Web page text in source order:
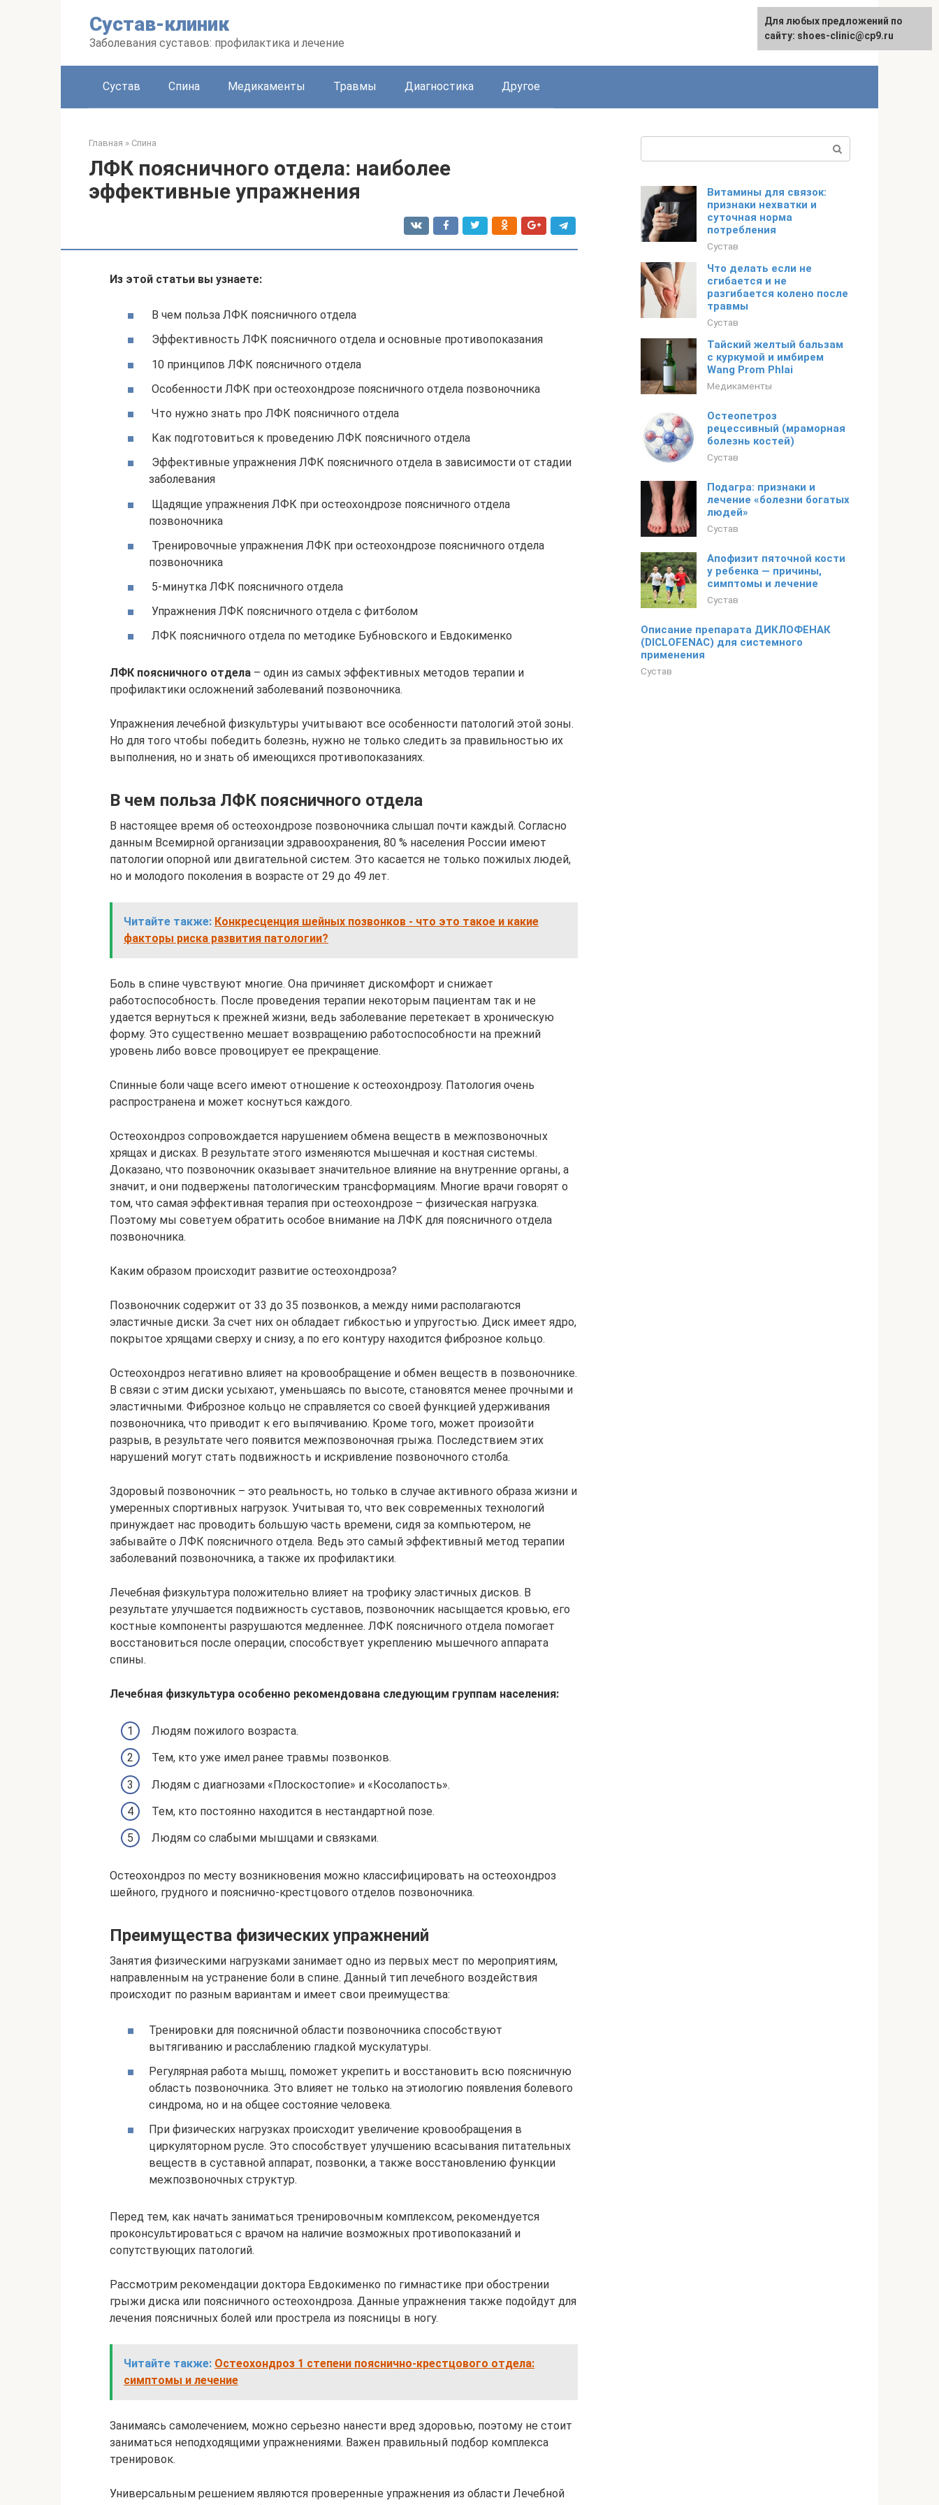
Сустав-клиник
Заболевания суставов: профилактика и лечение
Сустав Спина Медикаменты Травмы Диагностика Другое
Главная » Спина
ЛФК поясничного отдела: наиболее
эффективные упражнения
Из этой статьи вы узнаете:
В чем польза ЛФК поясничного отдела
Эффективность ЛФК поясничного отдела и основные противопоказания
10 принципов ЛФК поясничного отдела
Особенности ЛФК при остеохондрозе поясничного отдела позвоночника
Что нужно знать про ЛФК поясничного отдела
Как подготовиться к проведению ЛФК поясничного отдела
Эффективные упражнения ЛФК поясничного отдела в зависимости от стадии
заболевания
Щадящие упражнения ЛФК при остеохондрозе поясничного отдела
позвоночника
Тренировочные упражнения ЛФК при остеохондрозе поясничного отдела
позвоночника
5-минутка ЛФК поясничного отдела
Упражнения ЛФК поясничного отдела с фитболом
ЛФК поясничного отдела по методике Бубновского и Евдокименко
ЛФК поясничного отдела – один из самых эффективных методов терапии и
профилактики осложнений заболеваний позвоночника.
Упражнения лечебной физкультуры учитывают все особенности патологий этой зоны.
Но для того чтобы победить болезнь, нужно не только следить за правильностью их
выполнения, но и знать об имеющихся противопоказаниях.
В чем польза ЛФК поясничного отдела
В настоящее время об остеохондрозе позвоночника слышал почти каждый. Согласно
данным Всемирной организации здравоохранения, 80 % населения России имеют
патологии опорной или двигательной систем. Это касается не только пожилых людей,
но и молодого поколения в возрасте от 29 до 49 лет.
Читайте также: Конкресценция шейных позвонков - что это такое и какие
факторы риска развития патологии?
Боль в спине чувствуют многие. Она причиняет дискомфорт и снижает
работоспособность. После проведения терапии некоторым пациентам так и не
удается вернуться к прежней жизни, ведь заболевание перетекает в хроническую
форму. Это существенно мешает возвращению работоспособности на прежний
уровень либо вовсе провоцирует ее прекращение.
Спинные боли чаще всего имеют отношение к остеохондрозу. Патология очень
распространена и может коснуться каждого.
Остеохондроз сопровождается нарушением обмена веществ в межпозвоночных
хрящах и дисках. В результате этого изменяются мышечная и костная системы.
Доказано, что позвоночник оказывает значительное влияние на внутренние органы, а
значит, и они подвержены патологическим трансформациям. Многие врачи говорят о
том, что самая эффективная терапия при остеохондрозе – физическая нагрузка.
Поэтому мы советуем обратить особое внимание на ЛФК для поясничного отдела
позвоночника.
Каким образом происходит развитие остеохондроза?
Позвоночник содержит от 33 до 35 позвонков, а между ними располагаются
эластичные диски. За счет них он обладает гибкостью и упругостью. Диск имеет ядро,
покрытое хрящами сверху и снизу, а по его контуру находится фиброзное кольцо.
Остеохондроз негативно влияет на кровообращение и обмен веществ в позвоночнике.
В связи с этим диски усыхают, уменьшаясь по высоте, становятся менее прочными и
эластичными. Фиброзное кольцо не справляется со своей функцией удерживания
позвоночника, что приводит к его выпячиванию. Кроме того, может произойти
разрыв, в результате чего появится межпозвоночная грыжа. Последствием этих
нарушений могут стать подвижность и искривление позвоночного столба.
Здоровый позвоночник – это реальность, но только в случае активного образа жизни и
умеренных спортивных нагрузок. Учитывая то, что век современных технологий
принуждает нас проводить большую часть времени, сидя за компьютером, не
забывайте о ЛФК поясничного отдела. Ведь это самый эффективный метод терапии
заболеваний позвоночника, а также их профилактики.
Лечебная физкультура положительно влияет на трофику эластичных дисков. В
результате улучшается подвижность суставов, позвоночник насыщается кровью, его
костные компоненты разрушаются медленнее. ЛФК поясничного отдела помогает
восстановиться после операции, способствует укреплению мышечного аппарата
спины.
Лечебная физкультура особенно рекомендована следующим группам населения:
Людям пожилого возраста.
Тем, кто уже имел ранее травмы позвонков.
Людям с диагнозами «Плоскостопие» и «Косолапость».
Тем, кто постоянно находится в нестандартной позе.
Людям со слабыми мышцами и связками.
Остеохондроз по месту возникновения можно классифицировать на остеохондроз
шейного, грудного и пояснично-крестцового отделов позвоночника.
Преимущества физических упражнений
Занятия физическими нагрузками занимает одно из первых мест по мероприятиям,
направленным на устранение боли в спине. Данный тип лечебного воздействия
происходит по разным вариантам и имеет свои преимущества:
Тренировки для поясничной области позвоночника способствуют
вытягиванию и расслаблению гладкой мускулатуры.
Регулярная работа мышц, поможет укрепить и восстановить всю поясничную
область позвоночника. Это влияет не только на этиологию появления болевого
синдрома, но и на общее состояние человека.
При физических нагрузках происходит увеличение кровообращения в
циркуляторном русле. Это способствует улучшению всасывания питательных
веществ в суставной аппарат, позвонки, а также восстановлению функции
межпозвоночных структур.
Перед тем, как начать заниматься тренировочным комплексом, рекомендуется
проконсультироваться с врачом на наличие возможных противопоказаний и
сопутствующих патологий.
Рассмотрим рекомендации доктора Евдокименко по гимнастике при обострении
грыжи диска или поясничного остеохондроза. Данные упражнения также подойдут для
лечения поясничных болей или прострела из поясницы в ногу.
Читайте также: Остеохондроз 1 степени пояснично-крестцового отдела:
симптомы и лечение
Занимаясь самолечением, можно серьезно нанести вред здоровью, поэтому не стоит
заниматься неподходящими упражнениями. Важен правильный подбор комплекса
тренировок.
Универсальным решением являются проверенные упражнения из области Лечебной
Витамины для связок:
признаки нехватки и
суточная норма
потребления
Сустав
Что делать если не
сгибается и не
разгибается колено после
травмы
Сустав
Тайский желтый бальзам
с куркумой и имбирем
Wang Prom Phlai
Медикаменты
Остеопетроз
рецессивный (мраморная
болезнь костей)
Сустав
Подагра: признаки и
лечение «болезни богатых
людей»
Сустав
Апофизит пяточной кости
у ребенка — причины,
симптомы и лечение
Сустав
Описание препарата ДИКЛОФЕНАК
(DICLOFENAC) для системного
применения
Сустав
Для любых предложений по
сайту: shoes-clinic@cp9.ru